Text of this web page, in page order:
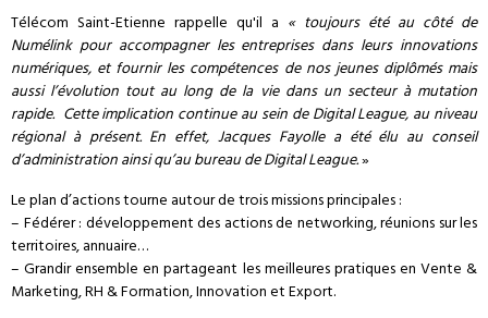
Télécom Saint-Etienne rappelle qu'il a « toujours été au côté de
Numélink pour accompagner les entreprises dans leurs innovations
numériques, et fournir les compétences de nos jeunes diplômés mais
aussi l’évolution tout au long de la vie dans un secteur à mutation
rapide. Cette implication continue au sein de Digital League, au niveau
régional à présent. En effet, Jacques Fayolle a été élu au conseil
d’administration ainsi qu’au bureau de Digital League.»
Le plan d’actions tourne autour de trois missions principales :
– Fédérer : développement des actions de networking, réunions sur les
territoires, annuaire…
– Grandir ensemble en partageant les meilleures pratiques en Vente &
Marketing, RH & Formation, Innovation et Export.